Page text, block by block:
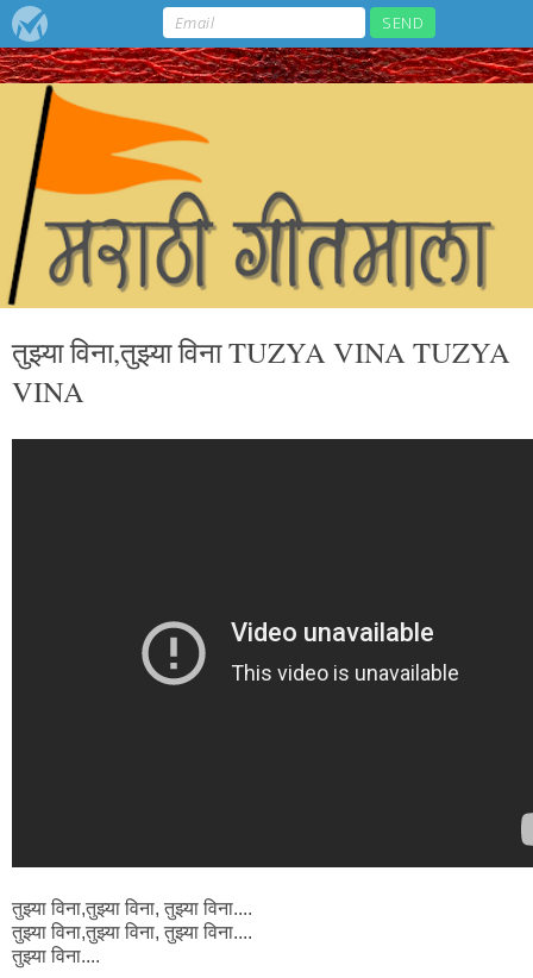
तुझ्या विना,तुझ्या विना TUZYA VINA TUZYA
VINA
तुझ्या विना,तुझ्या विना, तुझ्या विना....
तुझ्या विना,तुझ्या विना, तुझ्या विना....
तुझ्या विना....